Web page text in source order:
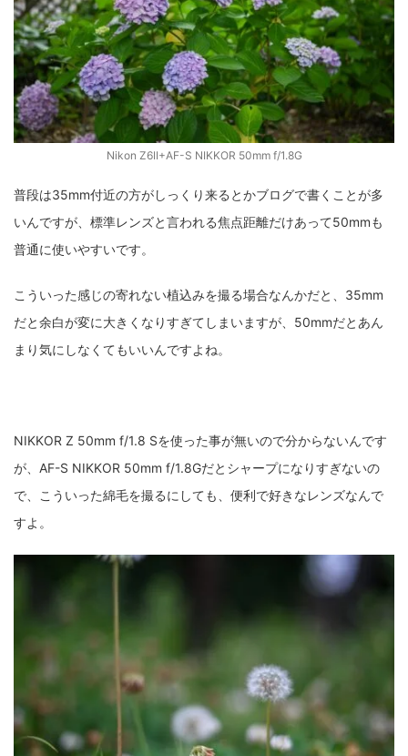
Nikon Z6II+AF-S NIKKOR 50mm f/1.8G
普段は35mm付近の方がしっくり来るとかブログで書くことが多
いんですが、標準レンズと言われる焦点距離だけあって50mmも
普通に使いやすいです。
こういった感じの寄れない植込みを撮る場合なんかだと、35mm
だと余白が変に大きくなりすぎてしまいますが、50mmだとあん
まり気にしなくてもいいんですよね。
NIKKOR Z 50mm f/1.8 Sを使った事が無いので分からないんです
が、AF-S NIKKOR 50mm f/1.8Gだとシャープになりすぎないの
で、こういった綿毛を撮るにしても、便利で好きなレンズなんで
すよ。